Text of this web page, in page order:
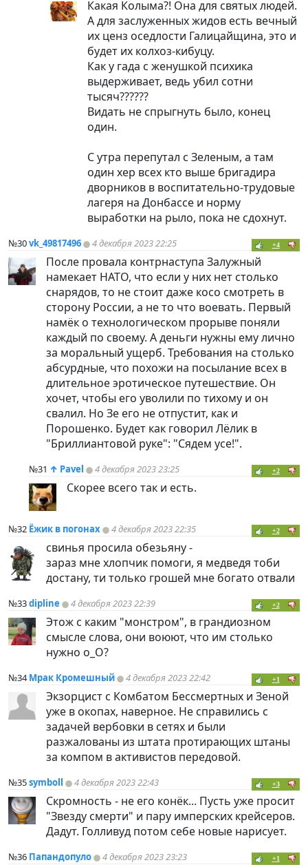
Какая Колыма?! Она для святых людей.
А для заслуженных жидов есть вечный
их ценз оседлости Галицайщина, это и
будет их колхоз-кибуцу.
Как у гада с женушкой психика
выдерживает, ведь убил сотни
тысяч??????
Видать не спрыгнуть было, конец
один.
С утра перепутал с Зеленым, а там
один хер всех кто выше бригадира
дворников в воспитательно-трудовые
лагеря на Донбассе и норму
выработки на рыло, пока не сдохнут.
№30vk_49817496 4 декабря 2023 22:25 +4
После провала контрнаступа Залужный
намекает НАТО, что если у них нет столько
снарядов, то не стоит даже косо смотреть в
сторону России, а не то что воевать. Первый
намёк о технологическом прорыве поняли
каждый по своему. А деньги нужны ему лично
за моральный ущерб. Требования на столько
абсурдные, что похожи на посылание всех в
длительное эротическое путешествие. Он
хочет, чтобы его уволили по тихому и он
свалил. Но Зе его не отпустит, как и
Порошенко. Будет как говорил Лёлик в
"Бриллиантовой руке": "Сядем усе!".
№31 ↑ Pavel 4 декабря 2023 23:25 +2
Скорее всего так и есть.
№32 Ёжик в погонах 4 декабря 2023 22:35 +2
свинья просила обезьяну -
зараз мне хлопчик помоги, я медведя тоби
достану, ти только грошей мне богато отвали
№33dipline 4 декабря 2023 22:39 +2
Этож с каким "монстром", в грандиозном
смысле слова, они воюют, что им столько
нужно о_О?
№34Мрак Кромешный 4 декабря 2023 22:42 +1
Экзорцист с Комбатом Бессмертных и Зеной
уже в окопах, наверное. Не справились с
задачей вербовки в сетях и были
разжалованы из штата протирающих штаны
за компом в активистов передовой.
№35symboll 4 декабря 2023 22:43 +3
Скромность - не его конёк... Пусть уже просит
"Звезду смерти" и пару имперских крейсеров.
Дадут. Голливуд потом себе новые нарисует.
№36 Папандопуло 4 декабря 2023 23:23 +1